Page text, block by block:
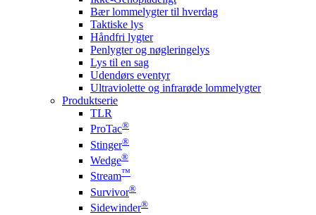
Bær lommelygter til hverdag
Taktiske lys
Håndfri lygter
Penlygter og nøgleringelys
Lys til en sag
Udendørs eventyr
Ultraviolette og infrarøde lommelygter
Produktserie
TLR
ProTac®
Stinger®
Wedge®
Stream™
Survivor®
Sidewinder®